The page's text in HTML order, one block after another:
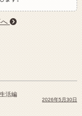
活編
2026年5月30日